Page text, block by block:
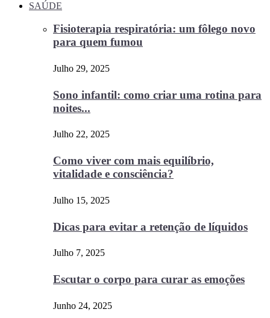
SAÚDE
Fisioterapia respiratória: um fôlego novo
para quem fumou
Julho 29, 2025
Sono infantil: como criar uma rotina para
noites...
Julho 22, 2025
Como viver com mais equilíbrio,
vitalidade e consciência?
Julho 15, 2025
Dicas para evitar a retenção de líquidos
Julho 7, 2025
Escutar o corpo para curar as emoções
Junho 24, 2025